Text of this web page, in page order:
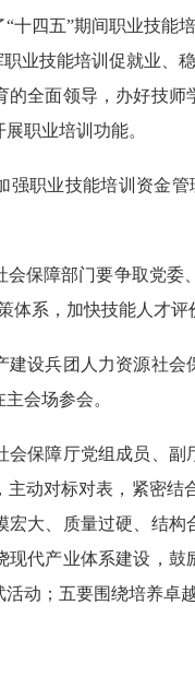
四五”期间职业技能培
业技能培训促就业、
的全面领导，办好技
职业培训功能。
业技能培训资金管
障部门要争取党委、
体系，加快技能人才
兵团人力资源社会
会场参会。
障厅党组成员、副
动对标对表，紧密结
宏大、质量过硬、结
现代产业体系建设，
动；五要围绕培养卓